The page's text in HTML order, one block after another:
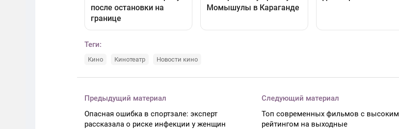
Теги:
Кино Кинотеатр Новости кино
Предыдущий материал
Опасная ошибка в спортзале: эксперт
рассказала о риске инфекции у женщин
Следующий материал
Топ современных фильмов с высоким
рейтингом на выходные